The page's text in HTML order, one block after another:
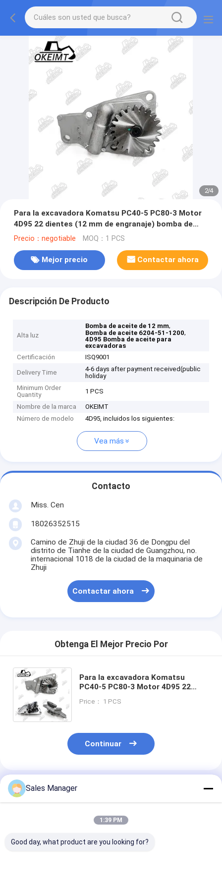
2/4
Para la excavadora Komatsu PC40-5 PC80-3 Motor
4D95 22 dientes (12 mm de engranaje) bomba de
aceite 6204-51-1200
Precio：negotiable MOQ：1 PCS
Mejor precio Contactar ahora
Descripción De Producto
Alta luz
Bomba de aceite de 12 mm,
Bomba de aceite 6204-51-1200,
4D95 Bomba de aceite para
excavadoras
Certificación
ISQ9001
Delivery Time
4-6 days after payment received(public
holiday
Minimum Order
Quantity
1 PCS
Nombre de la marca
OKEIMT
Número de modelo
4D95, incluidos los siguientes:
Vea más
Contacto
Miss. Cen
18026352515
Camino de Zhuji de la ciudad 36 de Dongpu del
distrito de Tianhe de la ciudad de Guangzhou, no.
internacional 1018 de la ciudad de la maquinaria de
Zhuji
Contactar ahora
Obtenga El Mejor Precio Por
Para la excavadora Komatsu
PC40-5 PC80-3 Motor 4D95 22
bomba de aceite 6204-51-1200
Price： 1 PCS
Continuar
Productos Recomendados
Sales Manager
1:39 PM
Good day, what product are you looking for?